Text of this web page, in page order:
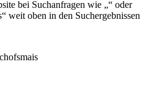
bei Suchanfragen wie „“ oder
weit oben in den Suchergebnissen